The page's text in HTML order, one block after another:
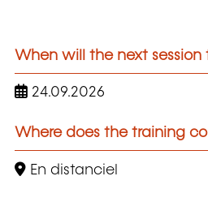
When will the next session
24.09.2026
Where does the training
En distanciel